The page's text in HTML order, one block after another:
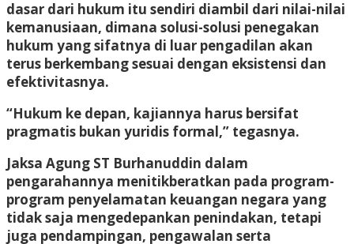
dasar dari hukum itu sendiri diambil dari nilai-nilai
kemanusiaan, dimana solusi-solusi penegakan
hukum yang sifatnya di luar pengadilan akan
terus berkembang sesuai dengan eksistensi dan
efektivitasnya.
“Hukum ke depan, kajiannya harus bersifat
pragmatis bukan yuridis formal,” tegasnya.
Jaksa Agung ST Burhanuddin dalam
pengarahannya menitikberatkan pada program-
program penyelamatan keuangan negara yang
tidak saja mengedepankan penindakan, tetapi
juga pendampingan, pengawalan serta